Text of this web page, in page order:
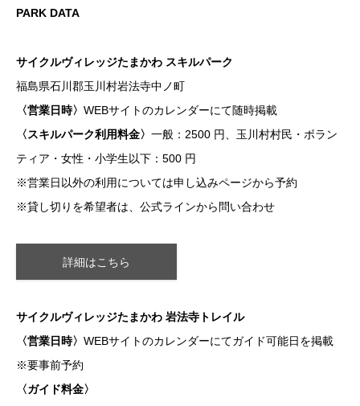
PARK DATA
サイクルヴィレッジたまかわ スキルパーク
福島県石川郡玉川村岩法寺中ノ町
〈営業日時〉 WEBサイトのカレンダーにて随時掲載
〈スキルパーク利用料金〉 一般：2500 円、玉川村村民・ボラン
ティア・女性・小学生以下：500 円
※営業日以外の利用については申し込みページから予約
※貸し切りを希望者は、公式ラインから問い合わせ
詳細はこちら
サイクルヴィレッジたまかわ 岩法寺トレイル
〈営業日時〉 WEBサイトのカレンダーにてガイド可能日を掲載
※要事前予約
〈ガイド料金〉